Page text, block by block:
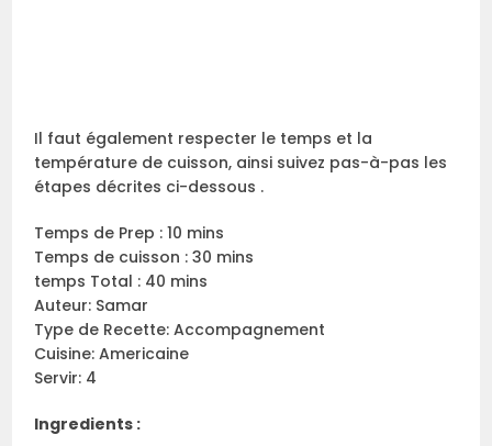
Il faut également respecter le temps et la
température de cuisson, ainsi suivez pas-à-pas les
étapes décrites ci-dessous .
Temps de Prep : 10 mins
Temps de cuisson : 30 mins
temps Total : 40 mins
Auteur: Samar
Type de Recette: Accompagnement
Cuisine: Americaine
Servir: 4
Ingredients :